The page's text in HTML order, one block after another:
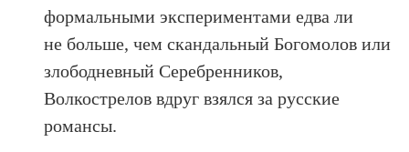
формальными экспериментами едва ли
не больше, чем скандальный Богомолов или
злободневный Серебренников,
Волкострелов вдруг взялся за русские
романсы.